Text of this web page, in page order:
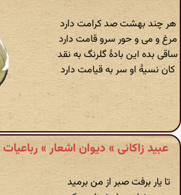
هر چند بهشت صد کرامت دارد
مرغ و می و حور سرو قامت دارد
ساقی بده این بادهٔ گلرنگ به نقد
کان نسیهٔ او سر به قیامت دارد
عبید زاکانی » دیوان اشعار » رباعیات
تا یار برفت صبر از من برمید